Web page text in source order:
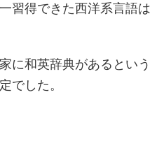
習得できた西洋系言語は
に和英辞典があるという
でした。